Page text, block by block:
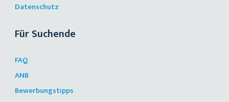
Datenschutz
Für Suchende
FAQ
ANB
Bewerbungstipps